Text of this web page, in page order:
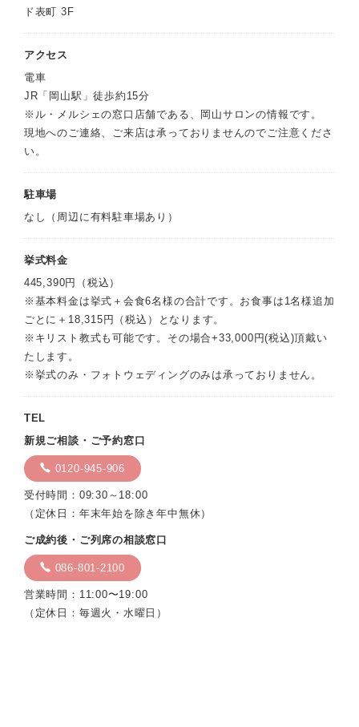
ド表町 3F
アクセス
電車
JR「岡山駅」徒歩約15分
※ル・メルシェの窓口店舗である、岡山サロンの情報です。
現地へのご連絡、ご来店は承っておりませんのでご注意くださ
い。
駐車場
なし（周辺に有料駐車場あり）
挙式料金
445,390円（税込）
※基本料金は挙式＋会食6名様の合計です。お食事は1名様追加
ごとに＋18,315円（税込）となります。
※キリスト教式も可能です。その場合+33,000円(税込)頂戴い
たします。
※挙式のみ・フォトウェディングのみは承っておりません。
TEL
新規ご相談・ご予約窓口
0120-945-906
受付時間：09:30～18:00
（定休日：年末年始を除き年中無休）
ご成約後・ご列席の相談窓口
086-801-2100
営業時間：11:00〜19:00
（定休日：毎週火・水曜日）